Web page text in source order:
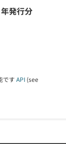
発行分
です API (see